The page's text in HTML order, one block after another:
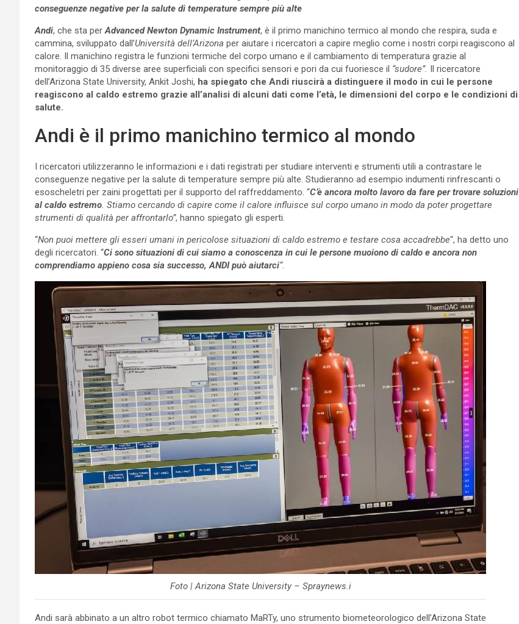
conseguenze negative per la salute di temperature sempre più alte
Andi, che sta per Advanced Newton Dynamic Instrument, è il primo manichino termico al mondo che respira, suda e
cammina, sviluppato dall’Università dell’Arizona per aiutare i ricercatori a capire meglio come i nostri corpi reagiscono al
calore. Il manichino registra le funzioni termiche del corpo umano e il cambiamento di temperatura grazie al
monitoraggio di 35 diverse aree superficiali con specifici sensori e pori da cui fuoriesce il “sudore”. Il ricercatore
dell’Arizona State University, Ankit Joshi, ha spiegato che Andi riuscirà a distinguere il modo in cui le persone
reagiscono al caldo estremo grazie all’analisi di alcuni dati come l’età, le dimensioni del corpo e le condizioni di
salute.
Andi è il primo manichino termico al mondo
I ricercatori utilizzeranno le informazioni e i dati registrati per studiare interventi e strumenti utili a contrastare le
conseguenze negative per la salute di temperature sempre più alte. Studieranno ad esempio indumenti rinfrescanti o
esoscheletri per zaini progettati per il supporto del raffreddamento. “C’è ancora molto lavoro da fare per trovare soluzioni
al caldo estremo . Stiamo cercando di capire come il calore influisce sul corpo umano in modo da poter progettare
strumenti di qualità per affrontarlo”, hanno spiegato gli esperti.
“Non puoi mettere gli esseri umani in pericolose situazioni di caldo estremo e testare cosa accadrebbe“, ha detto uno
degli ricercatori. “Ci sono situazioni di cui siamo a conoscenza in cui le persone muoiono di caldo e ancora non
comprendiamo appieno cosa sia successo, ANDI può aiutarci“.
Foto | Arizona State University – Spraynews.i
Andi sarà abbinato a un altro robot termico chiamato MaRTy, uno strumento biometeorologico dell’Arizona State